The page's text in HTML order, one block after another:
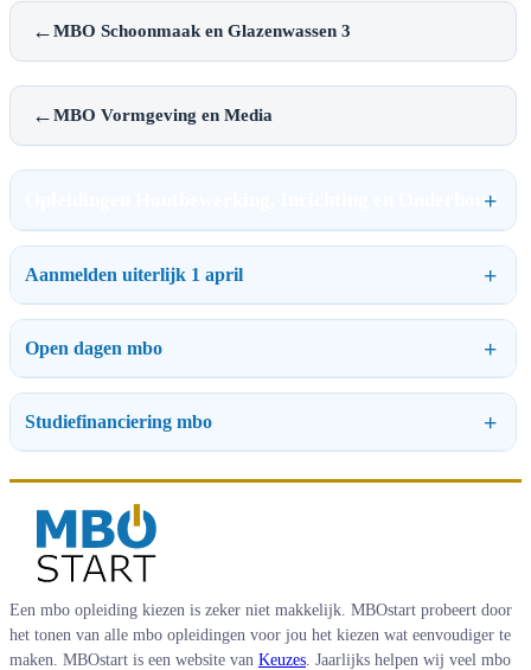
←MBO Schoonmaak en Glazenwassen 3
←MBO Vormgeving en Media
Opleidingen Houtbewerking, Inrichting en Onderhoud
Aanmelden uiterlijk 1 april
Open dagen mbo
Studiefinanciering mbo
Een mbo opleiding kiezen is zeker niet makkelijk. MBOstart probeert door
het tonen van alle mbo opleidingen voor jou het kiezen wat eenvoudiger te
maken. MBOstart is een website van Keuzes . Jaarlijks helpen wij veel mbo